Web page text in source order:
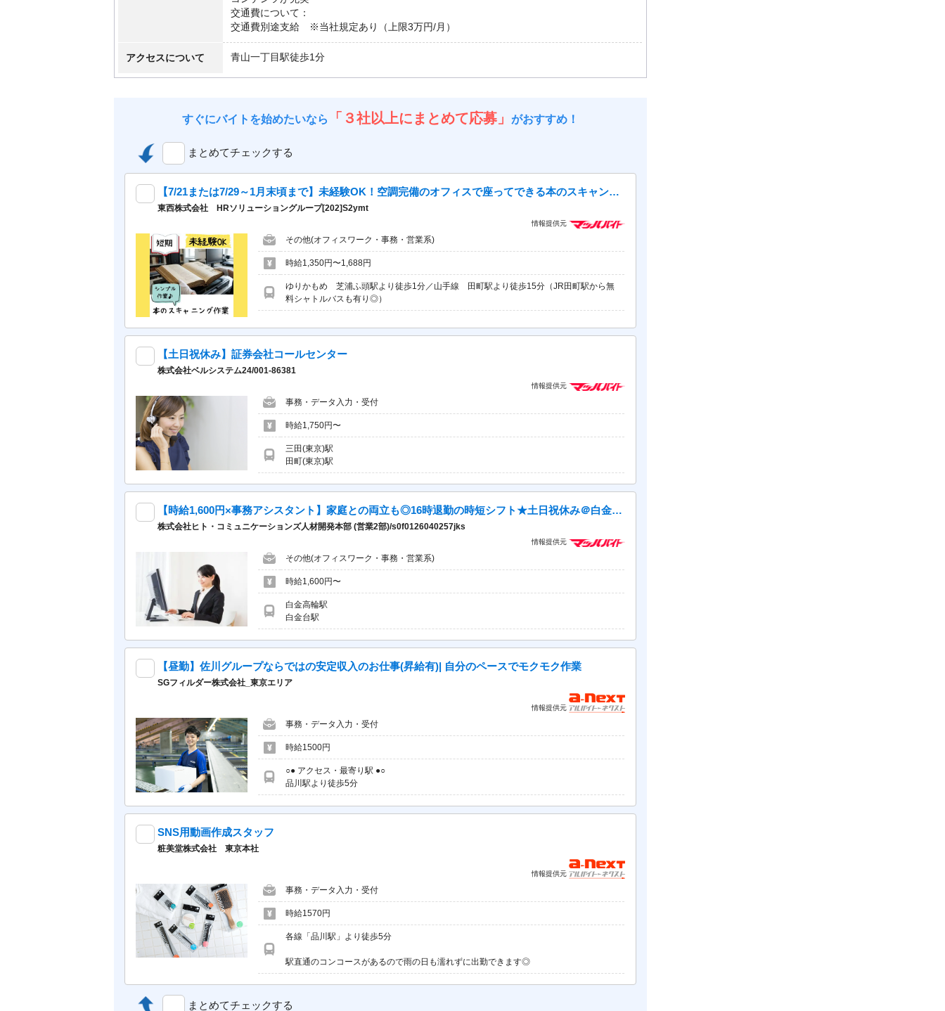
交通費について：
交通費別途支給 ※当社規定あり（上限3万円/月）
アクセスについて 青山一丁目駅徒歩1分
すぐにバイトを始めたいなら 「３社以上にまとめて応募」 がおすすめ！
まとめてチェックする
【7/21または7/29～1月末頃まで】未経験OK！空調完備のオフィスで座ってできる本のスキャン作業♪[202]S2ymt
東西株式会社 HRソリューショングループ[202]S2ymt
情報提供元
その他(オフィスワーク・事務・営業系)
時給1,350円〜1,688円
ゆりかもめ 芝浦ふ頭駅より徒歩1分／山手線 田町駅より徒歩15分（JR田町駅から無
料シャトルバスも有り◎）
【土日祝休み】証券会社コールセンター
株式会社ベルシステム24/001-86381
情報提供元
事務・データ入力・受付
時給1,750円〜
三田(東京)駅
田町(東京)駅
【時給1,600円×事務アシスタント】家庭との両立も◎16時退勤の時短シフト★土日祝休み＠白金高輪駅チカ
株式会社ヒト・コミュニケーションズ人材開発本部 (営業2部)/s0f0126040257jks
情報提供元
その他(オフィスワーク・事務・営業系)
時給1,600円〜
白金高輪駅
白金台駅
【昼勤】佐川グループならではの安定収入のお仕事(昇給有)| 自分のペースでモクモク作業
SGフィルダー株式会社_東京エリア
情報提供元
事務・データ入力・受付
時給1500円
○● アクセス・最寄り駅 ●○
品川駅より徒歩5分
SNS用動画作成スタッフ
粧美堂株式会社 東京本社
情報提供元
事務・データ入力・受付
時給1570円
各線「品川駅」より徒歩5分
駅直通のコンコースがあるので雨の日も濡れずに出勤できます◎
まとめてチェックする